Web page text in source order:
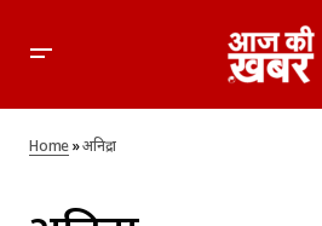
Home»अनिद्रा